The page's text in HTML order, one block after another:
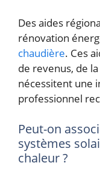
Des aides
rénovation
chaudière. Ces
de revenus, de
nécessitent une
professionnel
Peut-on
systèmes
chaleur ?